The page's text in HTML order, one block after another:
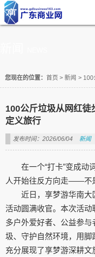
您现在的位置： 首页 > 新闻 > 100
100公斤垃圾从网红徒
定义旅行
发布时间：2026/06/04 新闻
在一个“打卡”变成动
人开始往反方向走——不
近日，享梦游华南大
活动圆满收官。本次活
多户外爱好者、公益参
圾、守护自然环境，用脚
充分展现了享梦游深耕文